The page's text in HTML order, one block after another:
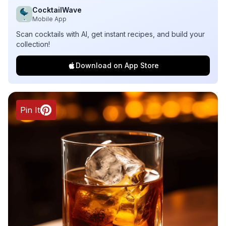
CocktailWave
Mobile App
Scan cocktails with AI, get instant recipes, and build your
collection!
Download on App Store
Pin It